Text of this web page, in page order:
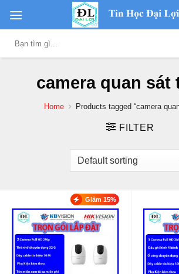
content
camera quan sát
Home Products tagged “camera
FILTER
Giảm 15%